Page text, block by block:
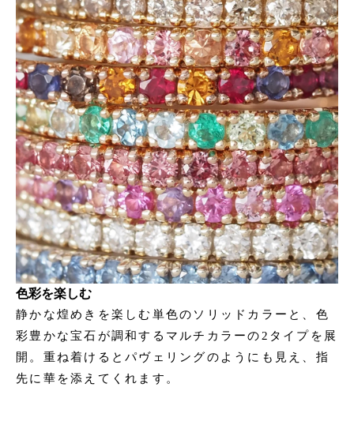
色彩を楽しむ
静かな煌めきを楽しむ単色のソリッドカラーと、色
彩豊かな宝石が調和するマルチカラーの2タイプを展
開。重ね着けるとパヴェリングのようにも見え、指
先に華を添えてくれます。